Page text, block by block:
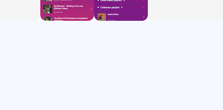
এটি খুব দ্রুত যে আপনি এক মিনিটের মধ্যে যা খুশি তাই সবকিছু অনুসন্ধান করতে